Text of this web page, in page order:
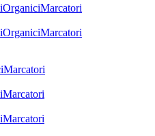
OrganiciMarcatori
OrganiciMarcatori
Marcatori
Marcatori
Marcatori